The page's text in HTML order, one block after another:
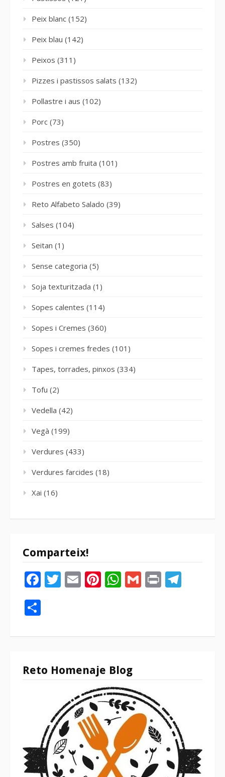
Peix blanc (152)
Peix blau (142)
Peixos (311)
Pizzes i pastissos salats (132)
Pollastre i aus (102)
Porc (73)
Postres (350)
Postres amb fruita (101)
Postres en gotets (83)
Reto Alfabeto Salado (39)
Salses (104)
Seitan (1)
Sense categoria (5)
Soja texturitzada (1)
Sopes calentes (114)
Sopes i Cremes (360)
Sopes i cremes fredes (101)
Tapes, torrades, pinxos (334)
Tofu (2)
Vedella (42)
Vegà (199)
Verdures (433)
Verdures farcides (18)
Xai (16)
Comparteix!
Facebook
Twitter
EmailPinterest
WhatsApp
Gmail
Print
Reto Homenaje Blog